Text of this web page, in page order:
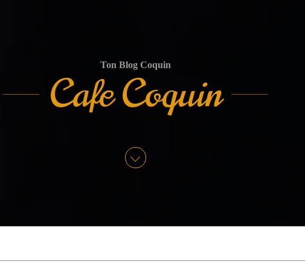
Ton Blog Coquin
Cafe Coquin